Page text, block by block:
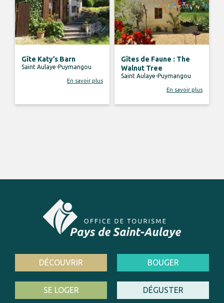
Gîte Katy’s Barn
Saint Aulaye-Puymangou
En savoir plus
Gîtes de Faune : The
Walnut Tree
Saint Aulaye-Puymangou
En savoir plus
DÉCOUVRIR BOUGER
SE LOGER DÉGUSTER